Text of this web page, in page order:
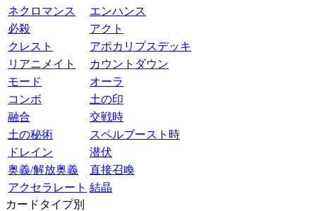
ネクロマンス
エンハンス
必殺
アクト
クレスト
アポカリプスデッキ
リアニメイト
カウントダウン
モード
オーラ
コンボ
土の印
融合
交戦時
土の秘術
スペルブースト時
ドレイン
潜伏
奥義/解放奥義
直接召喚
アクセラレート 結晶
カードタイプ別